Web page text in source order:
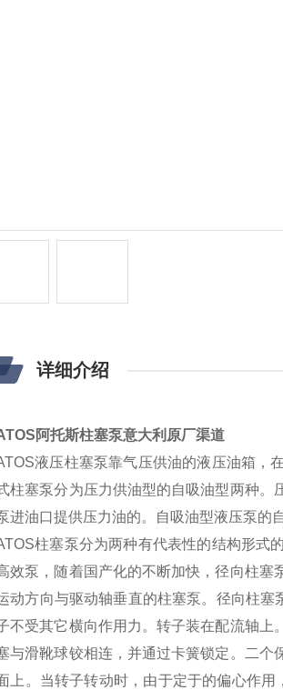
详细介绍
阿托斯柱塞泵意大利原厂渠道
液压柱塞泵靠气压供油的液压油箱，
柱塞泵分为压力供油型的自吸油型两种。
进油口提供压力油的。自吸油型液压泵的
柱塞泵分为两种有代表性的结构形式
效泵，随着国产化的不断加快，径向柱塞
动方向与驱动轴垂直的柱塞泵。径向柱
不受其它横向作用力。转子装在配流轴上
与滑靴球铰相连，并通过卡簧锁定。二
上。当转子转动时，由于定于的偏心作